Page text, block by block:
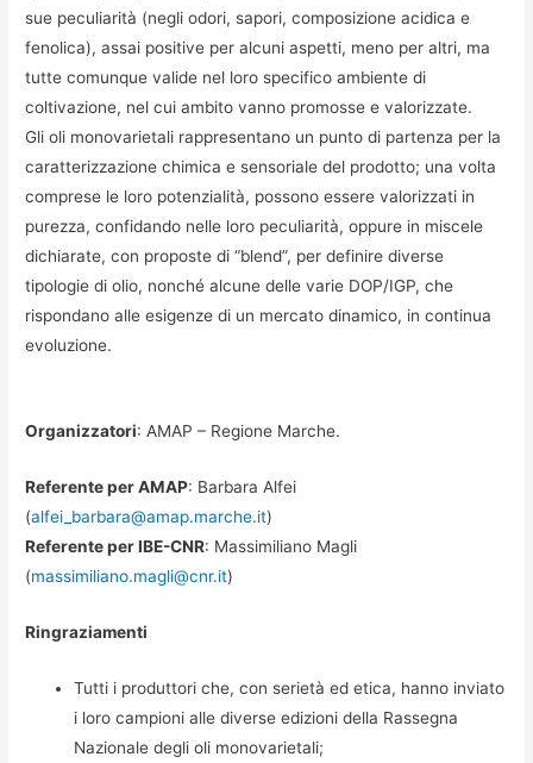
sue peculiarità (negli odori, sapori, composizione acidica e
fenolica), assai positive per alcuni aspetti, meno per altri, ma
tutte comunque valide nel loro specifico ambiente di
coltivazione, nel cui ambito vanno promosse e valorizzate.
Gli oli monovarietali rappresentano un punto di partenza per la
caratterizzazione chimica e sensoriale del prodotto; una volta
comprese le loro potenzialità, possono essere valorizzati in
purezza, confidando nelle loro peculiarità, oppure in miscele
dichiarate, con proposte di “blend”, per definire diverse
tipologie di olio, nonché alcune delle varie DOP/IGP, che
rispondano alle esigenze di un mercato dinamico, in continua
evoluzione.
Organizzatori: AMAP – Regione Marche.
Referente per AMAP: Barbara Alfei
(alfei_barbara@amap.marche.it)
Referente per IBE-CNR: Massimiliano Magli
(massimiliano.magli@cnr.it)
Ringraziamenti
Tutti i produttori che, con serietà ed etica, hanno inviato
i loro campioni alle diverse edizioni della Rassegna
Nazionale degli oli monovarietali;